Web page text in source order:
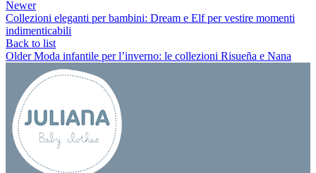
Newer
Collezioni eleganti per bambini: Dream e Elf per vestire momenti
indimenticabili
Back to list
Older Moda infantile per l’inverno: le collezioni Risueña e Nana